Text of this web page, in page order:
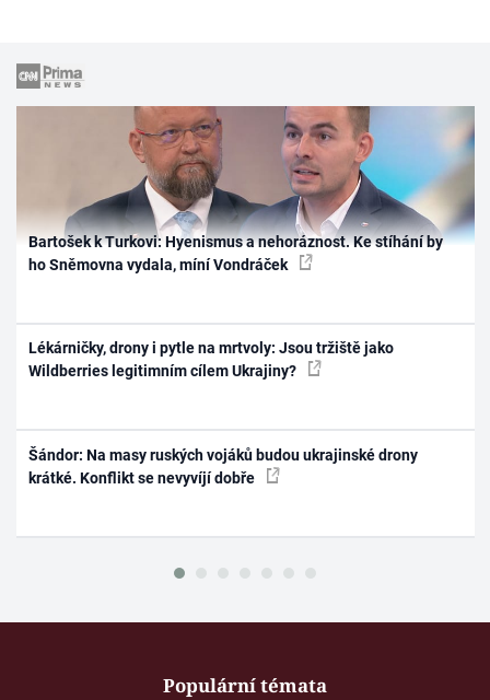
Bartošek k Turkovi: Hyenismus a nehoráznost. Ke stíhání by
ho Sněmovna vydala, míní Vondráček
Lékárničky, drony i pytle na mrtvoly: Jsou tržiště jako
Wildberries legitimním cílem Ukrajiny?
Šándor: Na masy ruských vojáků budou ukrajinské drony
krátké. Konflikt se nevyvíjí dobře
Populární témata